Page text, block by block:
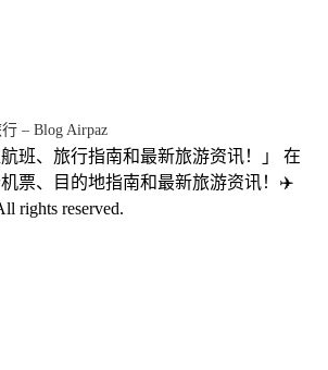
– Blog Airpaz
航班、旅行指南和最新旅游资讯！」 在
票、目的地指南和最新旅游资讯！✈️
rights reserved.